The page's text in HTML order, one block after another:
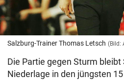
Salzburg-Trainer Thomas Letsch (Bild:
Die Partie gegen Sturm bleibt
Niederlage in den jüngsten